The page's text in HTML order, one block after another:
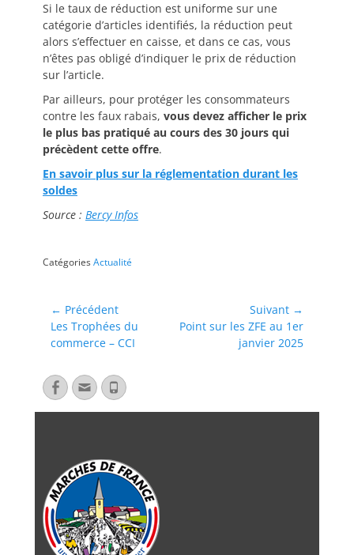
Si le taux de réduction est uniforme sur une
catégorie d’articles identifiés, la réduction peut
alors s’effectuer en caisse, et dans ce cas, vous
n’êtes pas obligé d’indiquer le prix de réduction
sur l’article.
Par ailleurs, pour protéger les consommateurs
contre les faux rabais, vous devez afficher le prix
le plus bas pratiqué au cours des 30 jours qui
précèdent cette offre.
En savoir plus sur la réglementation durant les
soldes
Source : Bercy Infos
CatégoriesActualité
← Précédent
Les Trophées du
commerce – CCI
Suivant →
Point sur les ZFE au 1er
janvier 2025